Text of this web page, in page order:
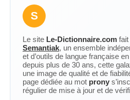
S
Le site Le-Dictionnaire.com
Semantiak, un ensemble
et d’outils de langue française
depuis plus de 30 ans, cette
une image de qualité et de
page dédiée au mot prony
régulier de mise à jour et de